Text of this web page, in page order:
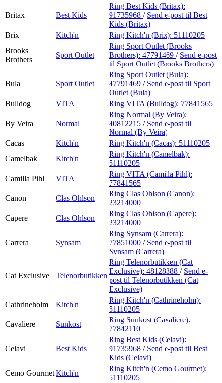
Britax Best Kids
Ring Best Kids (Britax):
91735968 / Send e-post til Best
Kids (Britax)
Brix
Kitch'n Ring Kitch'n (Brix): 51110205
Brooks
Brothers
Sport Outlet
Ring Sport Outlet (Brooks
Brothers): 47791469 / Send e-post
til Sport Outlet (Brooks Brothers)
Bula Sport Outlet
Ring Sport Outlet (Bula):
47791469 / Send e-post til Sport
Outlet (Bula)
Bulldog
VITA Ring VITA (Bulldog): 77841565
By Veira Normal
Ring Normal (By Veira):
40812215 / Send e-post til
Normal (By Veira)
Cacas
Kitch'n Ring Kitch'n (Cacas): 51110205
Camelbak
Kitch'n
Ring Kitch'n (Camelbak):
51110205
Camilla Pihl
VITA
Ring VITA (Camilla Pihl):
77841565
Canon
Clas Ohlson
Ring Clas Ohlson (Canon):
23214000
Capere
Clas Ohlson
Ring Clas Ohlson (Capere):
23214000
Carrera Synsam
Ring Synsam (Carrera):
77851000 / Send e-post til
Synsam (Carrera)
Cat Exclusive Telenorbutikken
Ring Telenorbutikken (Cat
Exclusive): 48128888 / Send e-
post til Telenorbutikken (Cat
Exclusive)
Cathrineholm
Kitch'n
Ring Kitch'n (Cathrineholm):
51110205
Cavaliere
Sunkost
Ring Sunkost (Cavaliere):
77842110
Celavi Best Kids
Ring Best Kids (Celavi):
91735968 / Send e-post til Best
Kids (Celavi)
Cemo Gourmet Kitch'n
Ring Kitch'n (Cemo Gourmet):
51110205